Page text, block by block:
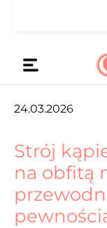
24.03.2026
Strój
na obfitą